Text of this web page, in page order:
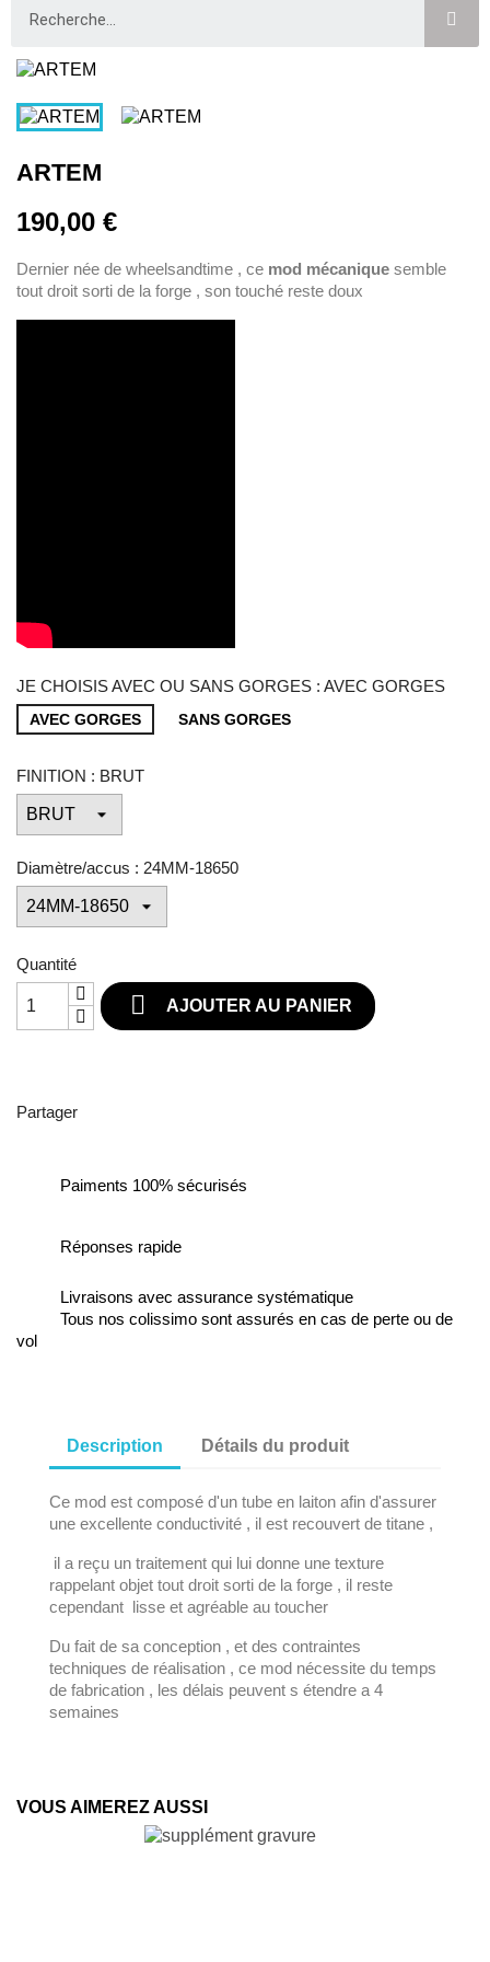
ARTEM
190,00 €
Dernier née de wheelsandtime , ce mod mécanique semble
tout droit sorti de la forge , son touché reste doux
JE CHOISIS AVEC OU SANS GORGES : AVEC GORGES
AVEC GORGES SANS GORGES
FINITION : BRUT
Diamètre/accus : 24MM-18650
Quantité
 AJOUTER AU PANIER
Partager
Paiments 100% sécurisés
Réponses rapide
Livraisons avec assurance systématique
Tous nos colissimo sont assurés en cas de perte ou de
vol
Description Détails du produit
Ce mod est composé d'un tube en laiton afin d'assurer
une excellente conductivité , il est recouvert de titane ,
il a reçu un traitement qui lui donne une texture
rappelant objet tout droit sorti de la forge , il reste
cependant lisse et agréable au toucher
Du fait de sa conception , et des contraintes
techniques de réalisation , ce mod nécessite du temps
de fabrication , les délais peuvent s étendre a 4
semaines
VOUS AIMEREZ AUSSI